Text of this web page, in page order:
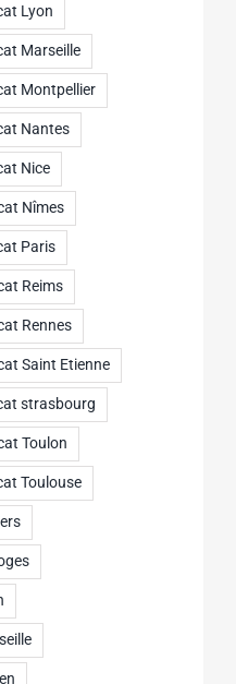
Lyon
Marseille
Montpellier
Nantes
Nice
Nîmes
Paris
Reims
Rennes
Saint Etienne
strasbourg
Toulon
Toulouse